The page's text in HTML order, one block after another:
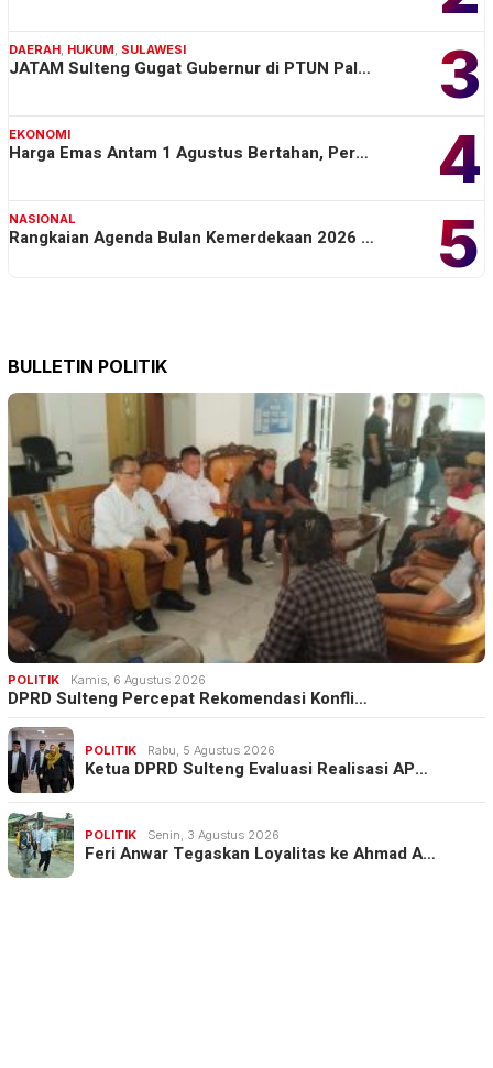
3
DAERAH HUKUM SULAWESI
JATAM Sulteng Gugat Gubernur di PTUN Pal…
4
EKONOMI
Harga Emas Antam 1 Agustus Bertahan, Per…
5
NASIONAL
Rangkaian Agenda Bulan Kemerdekaan 2026 …
BULLETIN POLITIK
POLITIK Kamis, 6 Agustus 2026
DPRD Sulteng Percepat Rekomendasi Konfli…
POLITIK Rabu, 5 Agustus 2026
Ketua DPRD Sulteng Evaluasi Realisasi AP…
POLITIK Senin, 3 Agustus 2026
Feri Anwar Tegaskan Loyalitas ke Ahmad A…